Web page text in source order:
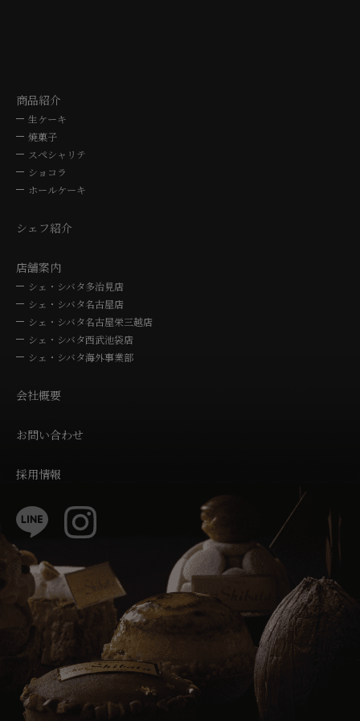
商品紹介
生ケーキ
焼菓子
スペシャリテ
ショコラ
ホールケーキ
シェフ紹介
店舗案内
シェ・シバタ多治見店
シェ・シバタ名古屋店
シェ・シバタ名古屋栄三越店
シェ・シバタ西武池袋店
シェ・シバタ海外事業部
会社概要
お問い合わせ
採用情報